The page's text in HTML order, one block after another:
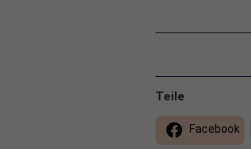
Teile
Facebook